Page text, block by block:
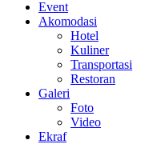
Event
Akomodasi
Hotel
Kuliner
Transportasi
Restoran
Galeri
Foto
Video
Ekraf